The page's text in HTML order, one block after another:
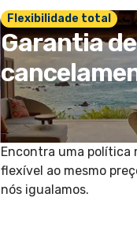
Flexibilidade total
Garantia de
Encontra uma política
flexível ao mesmo
nós igualamos.